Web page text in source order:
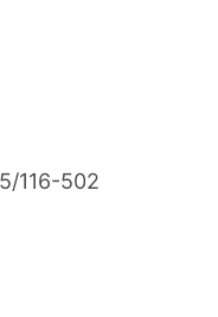
116-502